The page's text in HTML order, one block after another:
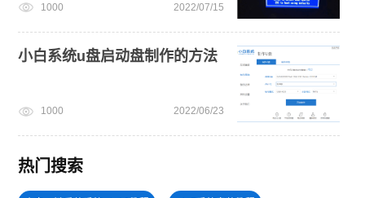
1000 2022/07/15
小白系统u盘启动盘制作的方法
1000 2022/06/23
热门搜索